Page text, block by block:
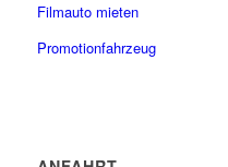
Filmauto mieten
Promotionfahrzeug